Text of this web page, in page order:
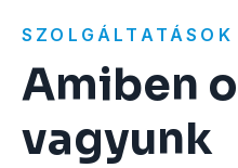
SZOLGÁLTATÁSOK
Amiben
vagyunk